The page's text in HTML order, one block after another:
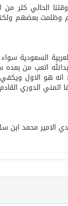
وقتنا الحالي كثر
وظلمت بعضهم
السعودية
عبدالله اتعب
اتمني الدوري
الامير محمد ابن